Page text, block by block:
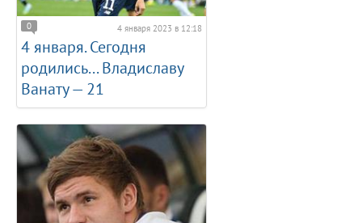
0 4 января 2023 в 12:18
4 января. Сегодня
родились... Владиславу
Ванату — 21